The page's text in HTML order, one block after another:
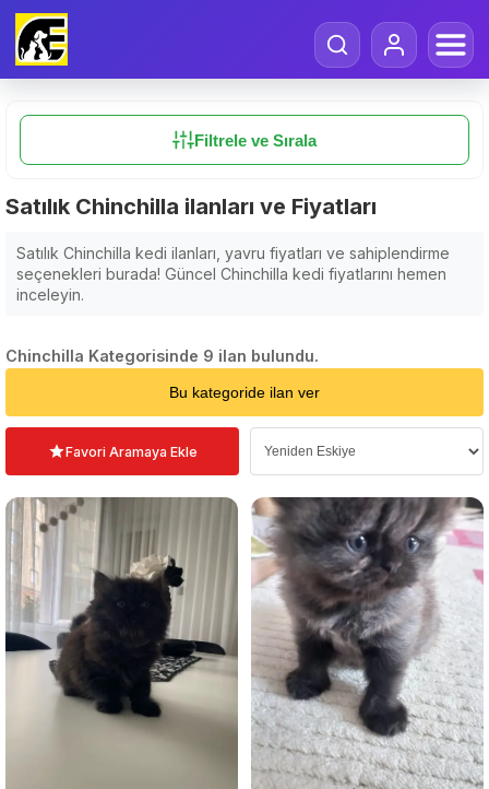
Filtrele ve Sırala
Satılık Chinchilla ilanları ve Fiyatları
Satılık Chinchilla kedi ilanları, yavru fiyatları ve sahiplendirme
seçenekleri burada! Güncel Chinchilla kedi fiyatlarını hemen
inceleyin.
Chinchilla Kategorisinde 9 ilan bulundu.
Bu kategoride ilan ver
Favori Aramaya Ekle